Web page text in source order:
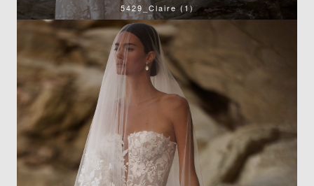
5429_Claire (1)